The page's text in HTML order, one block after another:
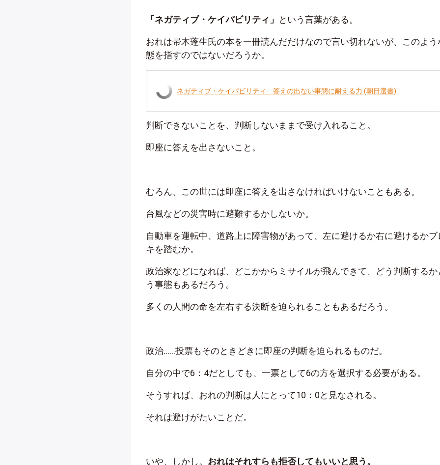
「ネガティブ・ケイパビリティ」 という言葉がある。
おれは帚木蓬生氏の本を一冊読んだだけなので言い切れないが、このよう
態を指すのではないだろうか。
ネガティブ・ケイパビリティ 答えの出ない事態に耐える力 (朝日選書)
判断できないことを、判断しないままで受け入れること。
即座に答えを出さないこと。
むろん、この世には即座に答えを出さなければいけないこともある。
台風などの災害時に避難するかしないか。
自動車を運転中、道路上に障害物があって、左に避けるか右に避けるかブ
キを踏むか。
政治家などになれば、どこかからミサイルが飛んできて、どう判断するか
う事態もあるだろう。
多くの人間の命を左右する決断を迫られることもあるだろう。
政治……投票もそのときどきに即座の判断を迫られるものだ。
自分の中で6：4だとしても、一票として6の方を選択する必要がある。
そうすれば、おれの判断は人にとって10：0と見なされる。
それは避けがたいことだ。
いや、しかし。 おれはそれすらも拒否してもいいと思う。